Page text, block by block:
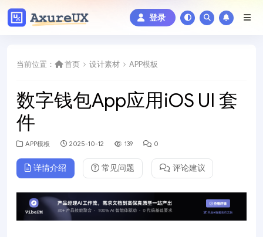
登录
当前位置： 首页 设计素材 APP模板
数字钱包App应用iOS UI 套
件
APP模板 2025-10-12 139 0
详情介绍 常见问题 评论建议